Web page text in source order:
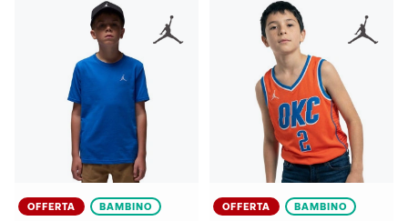
OFFERTA BAMBINO OFFERTA BAMBINO